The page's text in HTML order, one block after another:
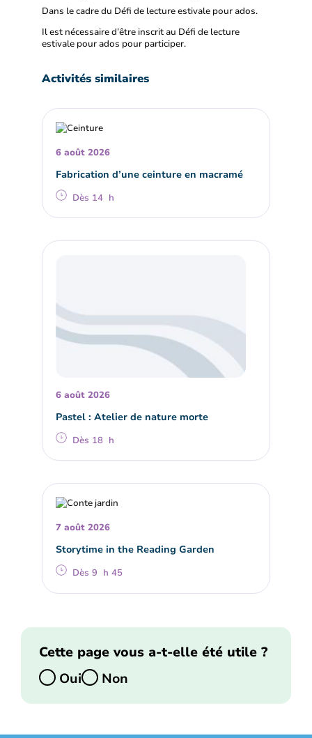
Dans le cadre du Défi de lecture estivale pour ados.
Il est nécessaire d’être inscrit au Défi de lecture
estivale pour ados pour participer.
Activités similaires
6 août 2026
Fabrication d’une ceinture en macramé
Dès 14 h
6 août 2026
Pastel : Atelier de nature morte
Dès 18 h
7 août 2026
Storytime in the Reading Garden
Dès 9 h 45
Cette page vous a-t-elle été utile ?
Oui
Non